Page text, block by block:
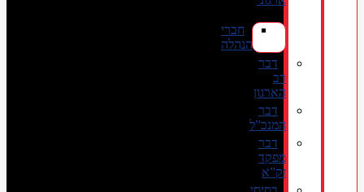
חברי
הנהלה
דבר
רב
הארגון
דבר
המנכ”ל
דבר
מפקד
זק”א